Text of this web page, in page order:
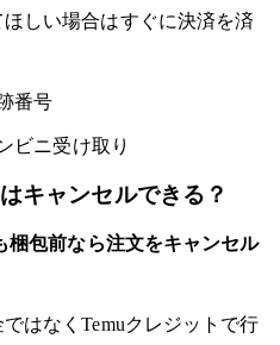
しい場合はすぐに決済を済
番号
ビニ受け取り
キャンセルできる？
梱包前なら注文をキャンセル
はなくTemuクレジットで行